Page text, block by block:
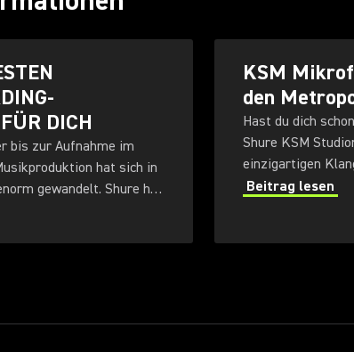
DICH
bis zur Aufnahme im
hat sich in
gewandelt. Shure hat
der dir hilft, die besten
KSM
den
Hast du dich
Shure KSM
einzigartigen
Grammy
Beitrag lesen